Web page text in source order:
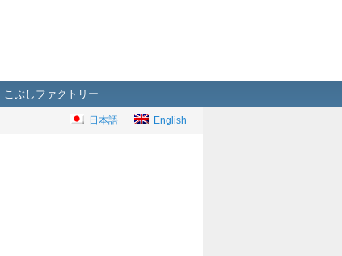
こぶしファクトリー
日本語 English